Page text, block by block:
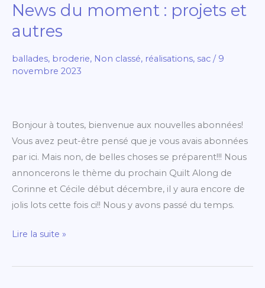
News du moment : projets et
autres
ballades, broderie, Non classé, réalisations, sac / 9
novembre 2023
Bonjour à toutes, bienvenue aux nouvelles abonnées!
Vous avez peut-être pensé que je vous avais abonnées
par ici. Mais non, de belles choses se préparent!!! Nous
annoncerons le thème du prochain Quilt Along de
Corinne et Cécile début décembre, il y aura encore de
jolis lots cette fois ci!! Nous y avons passé du temps.
News
moment
projets
Lire la suite »